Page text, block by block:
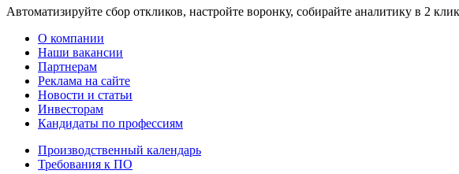
Автоматизируйте сбор откликов, настройте воронку, собирайте аналитику в 2
О компании
Наши вакансии
Партнерам
Реклама на сайте
Новости и статьи
Инвесторам
Кандидаты по профессиям
Производственный календарь
Требования к ПО